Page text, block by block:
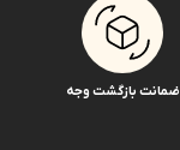
ضمانت بازگشت وجه